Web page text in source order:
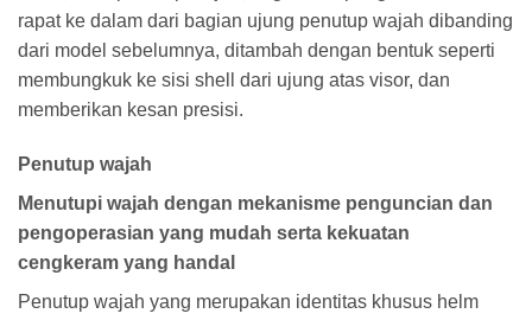
rapat ke dalam dari bagian ujung penutup wajah dibanding
dari model sebelumnya, ditambah dengan bentuk seperti
membungkuk ke sisi shell dari ujung atas visor, dan
memberikan kesan presisi.
Penutup wajah
Menutupi wajah dengan mekanisme penguncian dan
pengoperasian yang mudah serta kekuatan
cengkeram yang handal
Penutup wajah yang merupakan identitas khusus helm